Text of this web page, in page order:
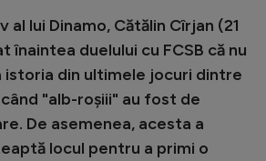
League
League
League
al lui Dinamo, Cătălin Cîrjan (21
înaintea duelului cu FCSB că nu
istoria din ultimele jocuri dintre
"alb-roșiii" au fost de
De asemenea, acesta a
locul pentru a primi o